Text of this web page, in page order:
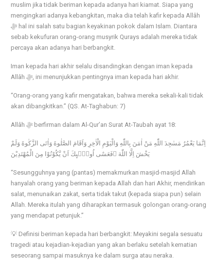
muslim jika tidak beriman kepada adanya hari kiamat. Siapa yang
mengingkari adanya kebangkitan, maka dia telah kafir kepada Allâh
ﷻ hal ini salah satu bagian keyakinan pokok dalam Islam. Diantara
sebab kekufuran orang-orang musyrik Qurays adalah mereka tidak
percaya akan adanya hari berbangkit.
Iman kepada hari akhir selalu disandingkan dengan iman kepada
Allâh ﷻ, ini menunjukkan pentingnya iman kepada hari akhir.
“Orang-orang yang kafir mengatakan, bahwa mereka sekali-kali tidak
akan dibangkitkan.” (QS. At-Taghabun: 7)
Allâh ﷻ berfirman dalam Al-Qur’an Surat At-Taubah ayat 18:
اِنَّمَا يَعْمُرُ مَسٰجِدَ اللّٰهِ مَنْ اٰمَنَ بِاللّٰهِ وَالْيَوْمِ الْاٰخِرِ وَاَقَامَ الصَّلٰوةَ وَاٰتَى الزَّكٰوةَ وَلَمْ
يَخْشَ اِلَّا اللّٰهَ ۗفَعَسٰٓى اُولٰۤىِٕكَ اَنْ يَّكُوْنُوْا مِنَ الْمُهْتَدِيْنَ
“Sesungguhnya yang (pantas) memakmurkan masjid-masjid Allah
hanyalah orang yang beriman kepada Allah dan hari Akhir, mendirikan
salat, menunaikan zakat, serta tidak takut (kepada siapa pun) selain
Allah. Mereka itulah yang diharapkan termasuk golongan orang-orang
yang mendapat petunjuk.”
💡 Definisi beriman kepada hari berbangkit: Meyakini segala sesuatu
tragedi atau kejadian-kejadian yang akan berlaku setelah kematian
seseorang sampai masuknya ke dalam surga atau neraka.